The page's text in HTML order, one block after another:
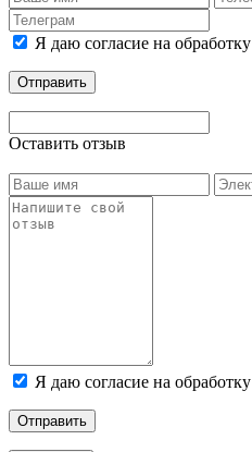
Я даю согласие на обработку
Отправить
Оставить отзыв
Я даю согласие на обработку
Отправить